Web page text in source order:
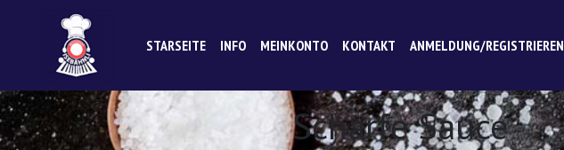
STARSEITE INFO MEINKONTO KONTAKT ANMELDUNG/REGISTRIEREN
Scharfe Sauce